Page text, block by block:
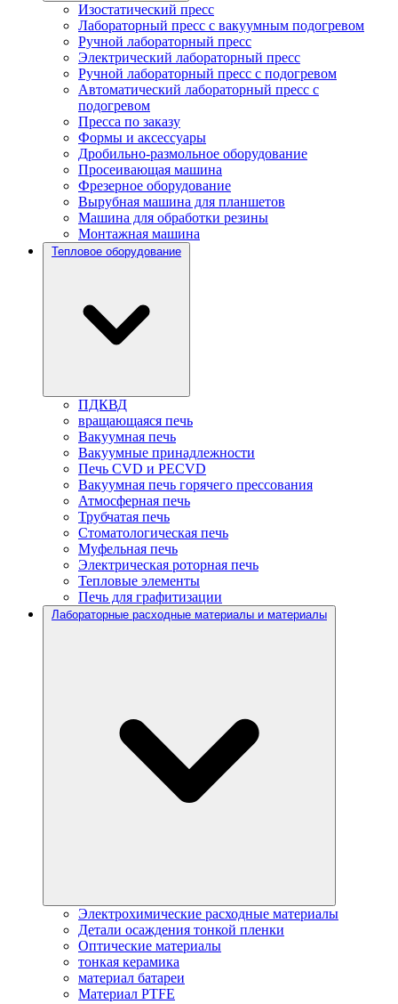
Изостатический пресс
Лабораторный пресс с вакуумным подогревом
Ручной лабораторный пресс
Электрический лабораторный пресс
Ручной лабораторный пресс с подогревом
Автоматический лабораторный пресс с
подогревом
Пресса по заказу
Формы и аксессуары
Дробильно-размольное оборудование
Просеивающая машина
Фрезерное оборудование
Вырубная машина для планшетов
Машина для обработки резины
Монтажная машина
Тепловое оборудование
ПДКВД
вращающаяся печь
Вакуумная печь
Вакуумные принадлежности
Печь CVD и PECVD
Вакуумная печь горячего прессования
Атмосферная печь
Трубчатая печь
Стоматологическая печь
Муфельная печь
Электрическая роторная печь
Тепловые элементы
Печь для графитизации
Лабораторные расходные материалы и материалы
Электрохимические расходные материалы
Детали осаждения тонкой пленки
Оптические материалы
тонкая керамика
материал батареи
Материал PTFE